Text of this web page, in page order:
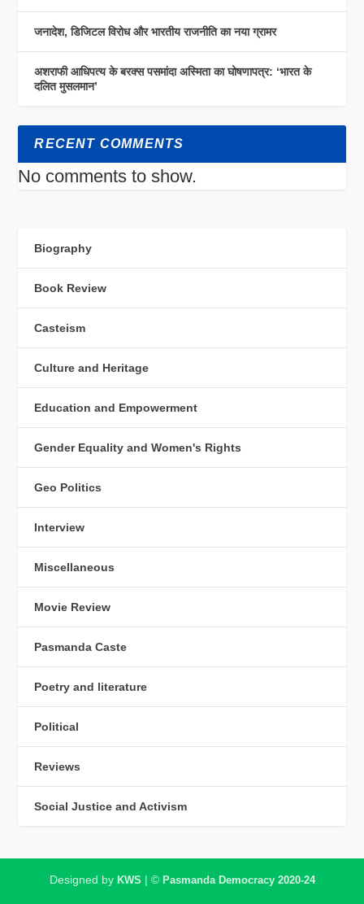
जनादेश, डिजिटल विरोध और भारतीय राजनीति का नया ग्रामर
अशराफी आधिपत्य के बरक्स पसमांदा अस्मिता का घोषणापत्र: ‘भारत के
दलित मुसलमान’
RECENT COMMENTS
No comments to show.
Biography
Book Review
Casteism
Culture and Heritage
Education and Empowerment
Gender Equality and Women's Rights
Geo Politics
Interview
Miscellaneous
Movie Review
Pasmanda Caste
Poetry and literature
Political
Reviews
Social Justice and Activism
Designed by KWS | © Pasmanda Democracy 2020-24